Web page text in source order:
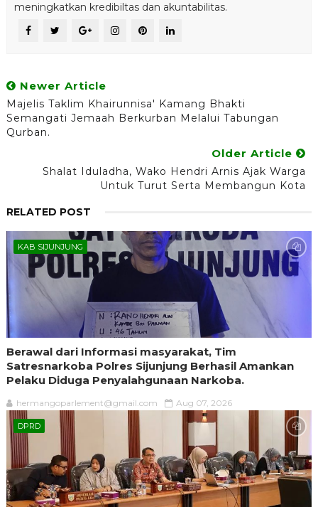
meningkatkan kredibiltas dan akuntabilitas.
Newer Article
Majelis Taklim Khairunnisa' Kamang Bhakti
Semangati Jemaah Berkurban Melalui Tabungan
Qurban.
Older Article
Shalat Iduladha, Wako Hendri Arnis Ajak Warga
Untuk Turut Serta Membangun Kota
RELATED POST
KAB SIJUNJUNG
Berawal dari Informasi masyarakat, Tim
Satresnarkoba Polres Sijunjung Berhasil Amankan
Pelaku Diduga Penyalahgunaan Narkoba.
hermangoparlement@gmail.com Aug 07, 2026
DPRD